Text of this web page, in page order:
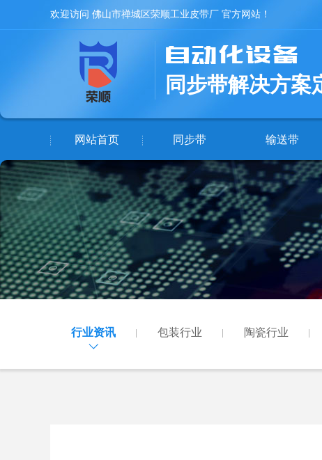
欢迎访问 佛山市禅城区荣顺工业皮带厂 官方网站！
同步带解决方案
网站首页 同步带 输送带
行业资讯 包装行业 陶瓷行业